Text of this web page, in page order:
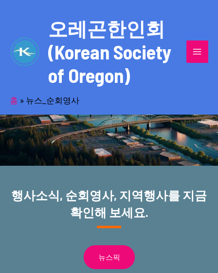
오레곤한인회
(Korean Society
of Oregon)
홈 » 뉴스_순회영사
반세기의 세월을 품고 동포사회를 섬겨온
오레곤한인회!
행사소식, 순회영사, 지역행사를 지금
확인해 보세요.
뉴스픽